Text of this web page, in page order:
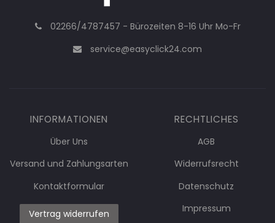
02266/4787457 - Bürozeiten 8-16 Uhr Mo-Fr
service@easyclick24.com
INFORMATIONEN
Über Uns
Versand und Zahlungsarten
Kontaktformular
Vertrag widerrufen
RECHTLICHES
AGB
Widerrufsrecht
Datenschutz
Impressum